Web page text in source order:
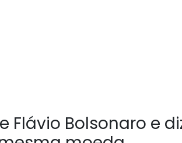
Flávio Bolsonaro e